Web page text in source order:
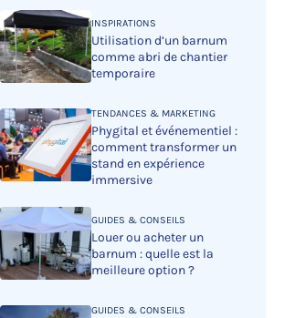
INSPIRATIONS
Utilisation d’un barnum
comme abri de chantier
temporaire
TENDANCES & MARKETING
Phygital et événementiel :
comment transformer un
stand en expérience
immersive
GUIDES & CONSEILS
Louer ou acheter un
barnum : quelle est la
meilleure option ?
GUIDES & CONSEILS